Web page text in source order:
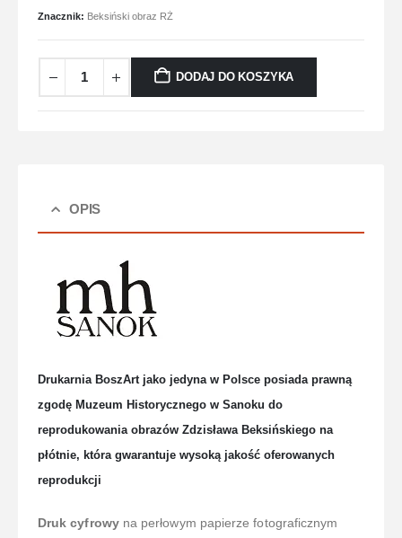
Znacznik: Beksiński obraz RŻ
DODAJ DO KOSZYKA
OPIS
Drukarnia BoszArt jako jedyna w Polsce posiada prawną
zgodę Muzeum Historycznego w Sanoku do
reprodukowania obrazów Zdzisława Beksińskiego na
płótnie, która gwarantuje wysoką jakość oferowanych
reprodukcji
Druk cyfrowyna perłowym papierze fotograficznym